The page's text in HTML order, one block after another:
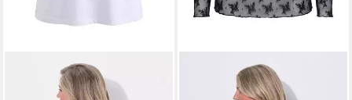
MIAMODAT-Shirt T-Shirt
Comfort Fit VOILA
MIAMODALongshirt Mesh-
Shirt Slim Fit Mesh-Spitze